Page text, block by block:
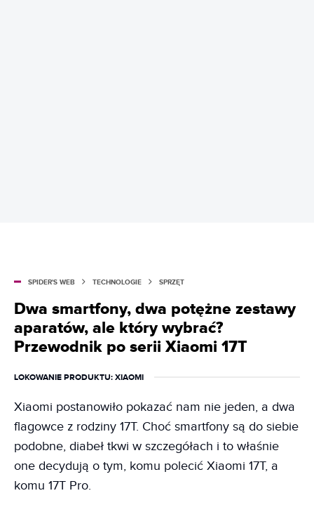
SPIDER'S WEB TECHNOLOGIE SPRZĘT
Dwa smartfony, dwa potężne zestawy
aparatów, ale który wybrać?
Przewodnik po serii Xiaomi 17T
LOKOWANIE PRODUKTU: XIAOMI
Xiaomi postanowiło pokazać nam nie jeden, a dwa
flagowce z rodziny 17T. Choć smartfony są do siebie
podobne, diabeł tkwi w szczegółach i to właśnie
one decydują o tym, komu polecić Xiaomi 17T, a
komu 17T Pro.